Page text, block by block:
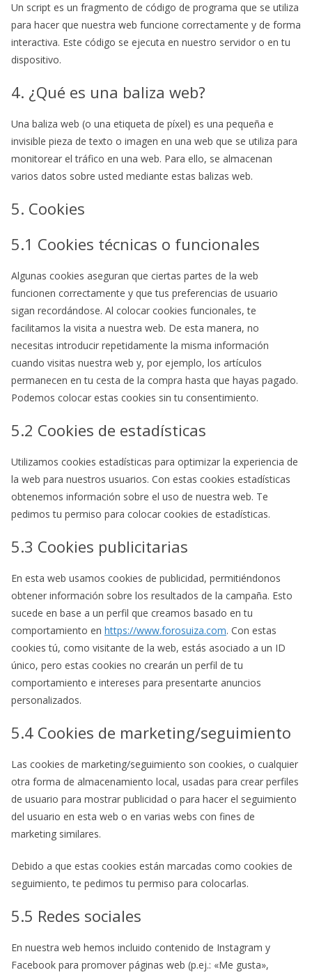
Un script es un fragmento de código de programa que se utiliza
para hacer que nuestra web funcione correctamente y de forma
interactiva. Este código se ejecuta en nuestro servidor o en tu
dispositivo.
4. ¿Qué es una baliza web?
Una baliza web (o una etiqueta de píxel) es una pequeña e
invisible pieza de texto o imagen en una web que se utiliza para
monitorear el tráfico en una web. Para ello, se almacenan
varios datos sobre usted mediante estas balizas web.
5. Cookies
5.1 Cookies técnicas o funcionales
Algunas cookies aseguran que ciertas partes de la web
funcionen correctamente y que tus preferencias de usuario
sigan recordándose. Al colocar cookies funcionales, te
facilitamos la visita a nuestra web. De esta manera, no
necesitas introducir repetidamente la misma información
cuando visitas nuestra web y, por ejemplo, los artículos
permanecen en tu cesta de la compra hasta que hayas pagado.
Podemos colocar estas cookies sin tu consentimiento.
5.2 Cookies de estadísticas
Utilizamos cookies estadísticas para optimizar la experiencia de
la web para nuestros usuarios. Con estas cookies estadísticas
obtenemos información sobre el uso de nuestra web. Te
pedimos tu permiso para colocar cookies de estadísticas.
5.3 Cookies publicitarias
En esta web usamos cookies de publicidad, permitiéndonos
obtener información sobre los resultados de la campaña. Esto
sucede en base a un perfil que creamos basado en tu
comportamiento en https://www.forosuiza.com. Con estas
cookies tú, como visitante de la web, estás asociado a un ID
único, pero estas cookies no crearán un perfil de tu
comportamiento e intereses para presentarte anuncios
personalizados.
5.4 Cookies de marketing/seguimiento
Las cookies de marketing/seguimiento son cookies, o cualquier
otra forma de almacenamiento local, usadas para crear perfiles
de usuario para mostrar publicidad o para hacer el seguimiento
del usuario en esta web o en varias webs con fines de
marketing similares.
Debido a que estas cookies están marcadas como cookies de
seguimiento, te pedimos tu permiso para colocarlas.
5.5 Redes sociales
En nuestra web hemos incluido contenido de Instagram y
Facebook para promover páginas web (p.ej.: «Me gusta»,